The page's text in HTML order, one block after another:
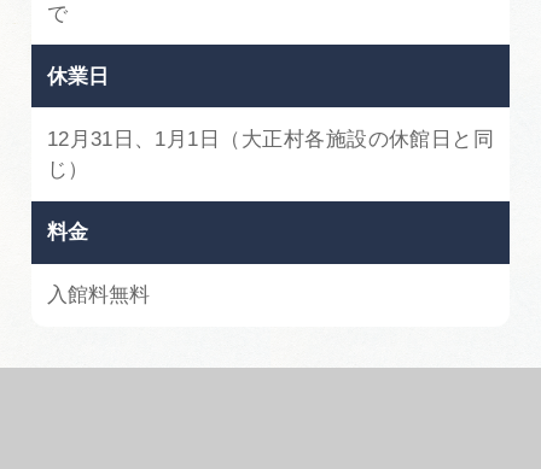
で
休業日
12月31日、1月1日（大正村各施設の休館日と同
じ）
料金
入館料無料